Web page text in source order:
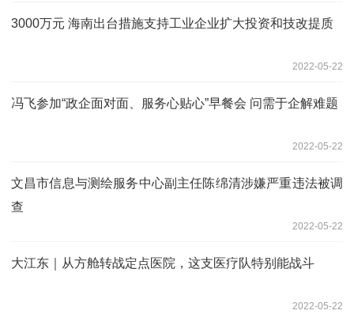
3000万元 海南出台措施支持工业企业扩大投资和技改提质
2022-05-22
冯飞参加“政企面对面、服务心贴心”早餐会 问需于企解难题
2022-05-22
文昌市信息与测绘服务中心副主任陈绵清涉嫌严重违法被调
查
2022-05-22
大江东｜从方舱转战定点医院，这支医疗队特别能战斗
2022-05-22